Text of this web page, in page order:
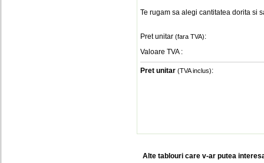
Te rugam sa alegi cantitatea dorita si
Pret unitar (fara TVA):
Valoare TVA :
Pret unitar (TVA inclus):
Alte tablouri care v-ar putea